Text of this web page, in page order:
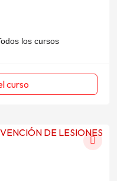
los cursos
curso